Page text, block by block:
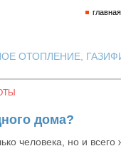
ОТОПЛЕНИЕ,
главная
дома?
человека, но и